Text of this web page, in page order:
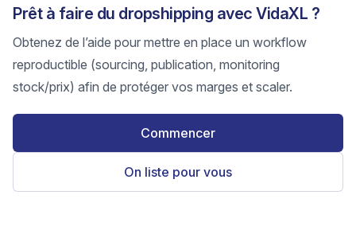
Prêt à faire du dropshipping avec VidaXL ?
Obtenez de l’aide pour mettre en place un workflow
reproductible (sourcing, publication, monitoring
stock/prix) afin de protéger vos marges et scaler.
Commencer
On liste pour vous